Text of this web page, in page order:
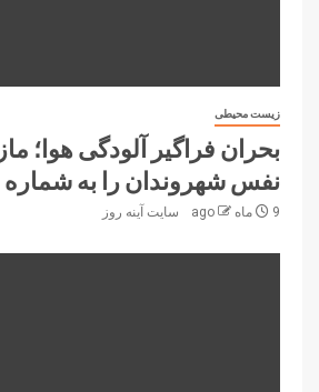
زیست محیطی
بحران فراگیر آلودگی هوا؛
نفس شهروندان را به شماره
9 ماه ago سایت آینه‌ روز